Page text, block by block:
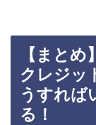
【まと
クレジッ
うすれば
る！